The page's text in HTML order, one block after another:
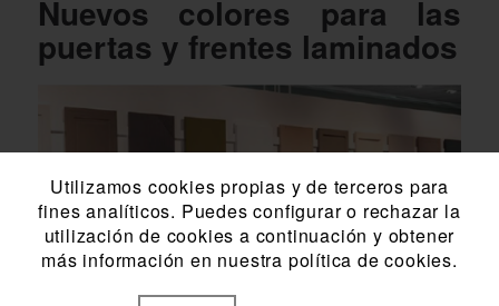
Nuevos colores para las
puertas y frentes laminados
Utilizamos cookies propias y de terceros para
fines analíticos. Puedes configurar o rechazar la
utilización de cookies a continuación y obtener
más información en nuestra política de cookies.